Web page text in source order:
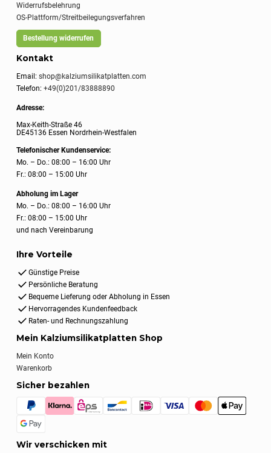
Widerrufsbelehrung
OS-Plattform/Streitbeilegungsverfahren
Bestellung widerrufen
Kontakt
Email:shop@kalziumsilikatplatten.com
Telefon:+49(0)201/83888890
Adresse:
Max-Keith-Straße 46
DE45136 Essen Nordrhein-Westfalen
Telefonischer Kundenservice:
Mo. – Do.: 08:00 – 16:00 Uhr
Fr.: 08:00 – 15:00 Uhr
Abholung im Lager
Mo. – Do.: 08:00 – 16:00 Uhr
Fr.: 08:00 – 15:00 Uhr
und nach Vereinbarung
Ihre Vorteile
Günstige Preise
Persönliche Beratung
Bequeme Lieferung oder Abholung in Essen
Hervorragendes Kundenfeedback
Raten- und Rechnungszahlung
Mein Kalziumsilikatplatten Shop
Mein Konto
Warenkorb
Sicher bezahlen
Wir verschicken mit